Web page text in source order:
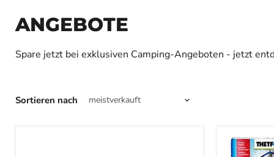
ANGEBOTE
Spare jetzt bei exklusiven Camping-Angeboten - jetzt
Sortieren nach